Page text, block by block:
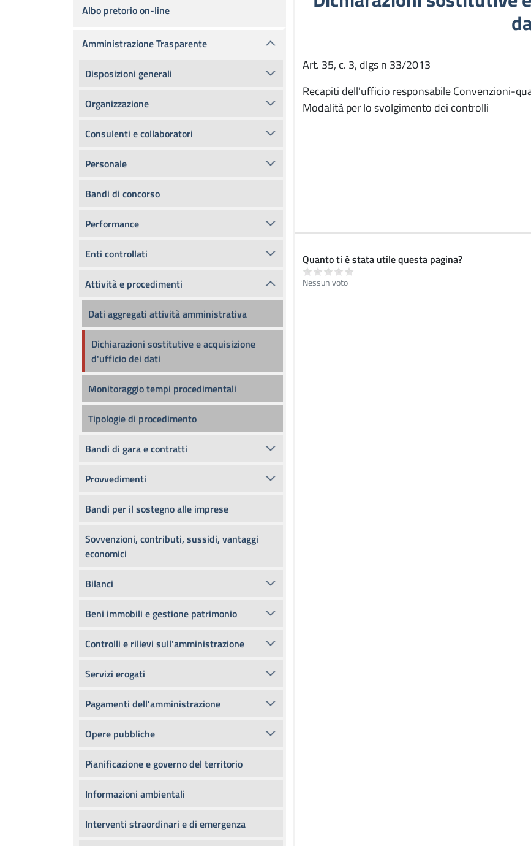
Art. 35, c. 3, dlgs n 33/2013
Recapiti dell'ufficio responsabile Convenzioni-
Modalità per lo svolgimento dei controlli
Quanto ti è stata utile questa pagina?
Nessun voto
Albo pretorio on-line
Amministrazione Trasparente
Disposizioni generali
Organizzazione
Consulenti e collaboratori
Personale
Bandi di concorso
Performance
Enti controllati
Attività e procedimenti
Dati aggregati attività amministrativa
Dichiarazioni sostitutive e acquisizione
d'ufficio dei dati
Monitoraggio tempi procedimentali
Tipologie di procedimento
Bandi di gara e contratti
Provvedimenti
Bandi per il sostegno alle imprese
Sovvenzioni, contributi, sussidi, vantaggi
economici
Bilanci
Beni immobili e gestione patrimonio
Controlli e rilievi sull'amministrazione
Servizi erogati
Pagamenti dell'amministrazione
Opere pubbliche
Pianificazione e governo del territorio
Informazioni ambientali
Interventi straordinari e di emergenza